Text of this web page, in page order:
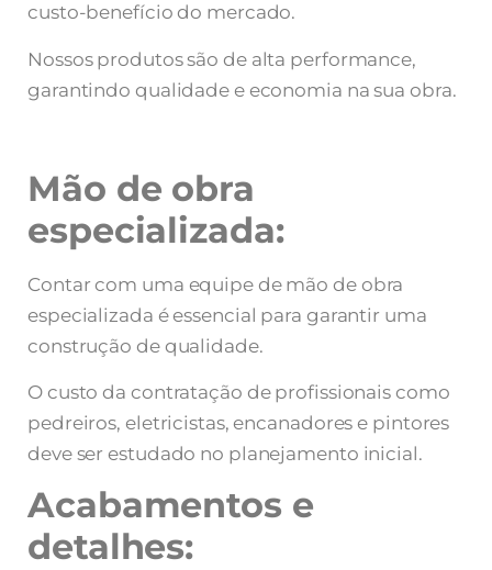
custo-benefício do mercado.
Nossos produtos são de alta performance,
garantindo qualidade e economia na sua obra.
Mão de obra
especializada:
Contar com uma equipe de mão de obra
especializada é essencial para garantir uma
construção de qualidade.
O custo da contratação de profissionais como
pedreiros, eletricistas, encanadores e pintores
deve ser estudado no planejamento inicial.
Acabamentos e
detalhes: